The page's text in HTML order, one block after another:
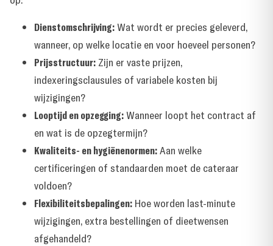
Dienstomschrijving:Wat wordt er precies geleverd,
wanneer, op welke locatie en voor hoeveel personen?
Prijsstructuur: Zijn er vaste prijzen,
indexeringsclausules of variabele kosten bij
wijzigingen?
Looptijd en opzegging:Wanneer loopt het contract af
en wat is de opzegtermijn?
Kwaliteits- en hygiënenormen:Aan welke
certificeringen of standaarden moet de cateraar
voldoen?
Flexibiliteitsbepalingen: Hoe worden last-minute
wijzigingen, extra bestellingen of dieetwensen
afgehandeld?